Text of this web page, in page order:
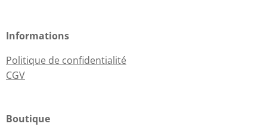
Informations
Politique de confidentialité
CGV
Boutique